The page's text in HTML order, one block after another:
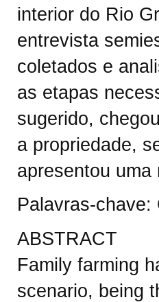
interior do Rio
entrevista
coletados e
as etapas
sugerido,
a propriedade,
apresentou uma
Palavras-
ABSTRACT
Family farming
scenario, being